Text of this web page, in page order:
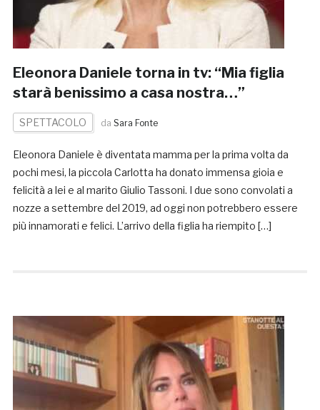
Eleonora Daniele torna in tv: “Mia figlia
starà benissimo a casa nostra…”
SPETTACOLO da Sara Fonte
Eleonora Daniele è diventata mamma per la prima volta da
pochi mesi, la piccola Carlotta ha donato immensa gioia e
felicità a lei e al marito Giulio Tassoni. I due sono convolati a
nozze a settembre del 2019, ad oggi non potrebbero essere
più innamorati e felici. L’arrivo della figlia ha riempito […]